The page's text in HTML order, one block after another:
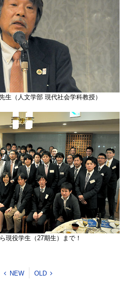
生（人文学部 現代社会学科教授）
現役学生（27期生）まで！
NEW OLD